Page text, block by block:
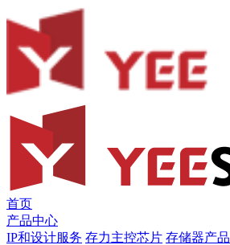
首页
产品中心
IP和设计服务 存力主控芯片 存储器产品